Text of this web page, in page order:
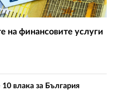
на финансовите услуги
влака за България